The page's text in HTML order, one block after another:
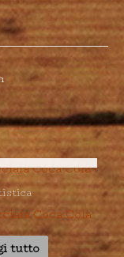
ESAURITO
Coca Cola
tutto